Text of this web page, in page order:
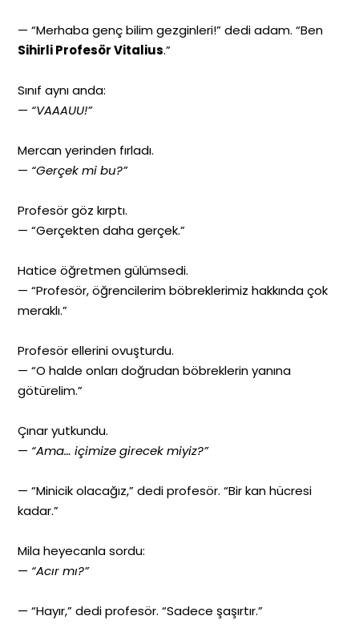
— “Merhaba genç bilim gezginleri!” dedi adam. “Ben
Sihirli Profesör Vitalius.”
Sınıf aynı anda:
— “VAAAUU!”
Mercan yerinden fırladı.
— “Gerçek mi bu?”
Profesör göz kırptı.
— “Gerçekten daha gerçek.”
Hatice öğretmen gülümsedi.
— “Profesör, öğrencilerim böbreklerimiz hakkında çok
meraklı.”
Profesör ellerini ovuşturdu.
— “O halde onları doğrudan böbreklerin yanına
götürelim.”
Çınar yutkundu.
— “Ama… içimize girecek miyiz?”
— “Minicik olacağız,” dedi profesör. “Bir kan hücresi
kadar.”
Mila heyecanla sordu:
— “Acır mı?”
— “Hayır,” dedi profesör. “Sadece şaşırtır.”